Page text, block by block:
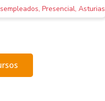
Presencial, Asturias